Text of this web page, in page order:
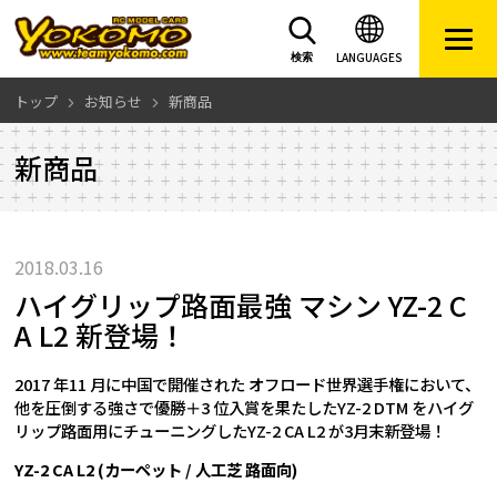
LANGUAGES
検索
トップ お知らせ 新商品
新商品
2018.03.16
ハイグリップ路面最強 マシン YZ-2 C
A L2 新登場！
2017 年11 月に中国で開催された オフロード世界選手権において、
他を圧倒する強さで優勝＋3 位入賞を果たしたYZ-2 DTM をハイグ
リップ路面用にチューニングしたYZ-2 CA L2 が3月末新登場！
YZ-2 CA L2 (カーペット / 人工芝 路面向)